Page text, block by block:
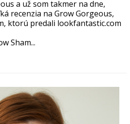
a už som takmer na dne,
recenzia na Grow Gorgeous,
ktorú predali lookfantastic.com
Sham...